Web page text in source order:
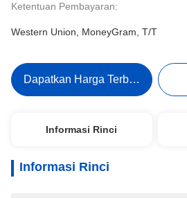
Ketentuan Pembayaran:
Western Union, MoneyGram, T/T
Dapatkan Harga Terbaik
Informasi Rinci
Informasi Rinci